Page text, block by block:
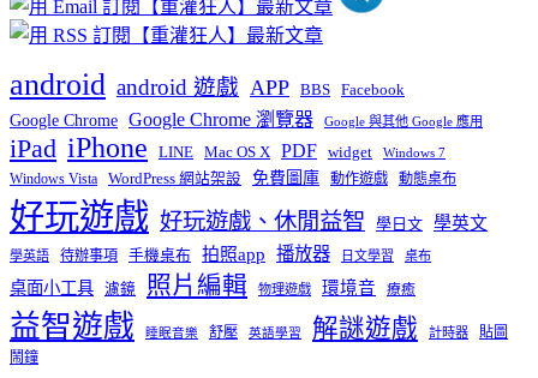
android android 遊戲 APP BBS Facebook
Google Chrome Google Chrome 瀏覽器 Google 與其他 Google 應用
iPad iPhone LINE Mac OS X PDF widget Windows 7
Windows Vista WordPress 網站架設 免費圖庫 動作遊戲 動態桌布
好玩遊戲 好玩遊戲、休閒益智 學日文 學英文
學英語 待辦事項 手機桌布 拍照app 播放器 日文學習 桌布
桌面小工具 濾鏡 照片編輯 物理遊戲 環境音 療癒
益智遊戲 睡眠音樂 舒壓 英語學習 解謎遊戲 計時器
貼圖
鬧鐘